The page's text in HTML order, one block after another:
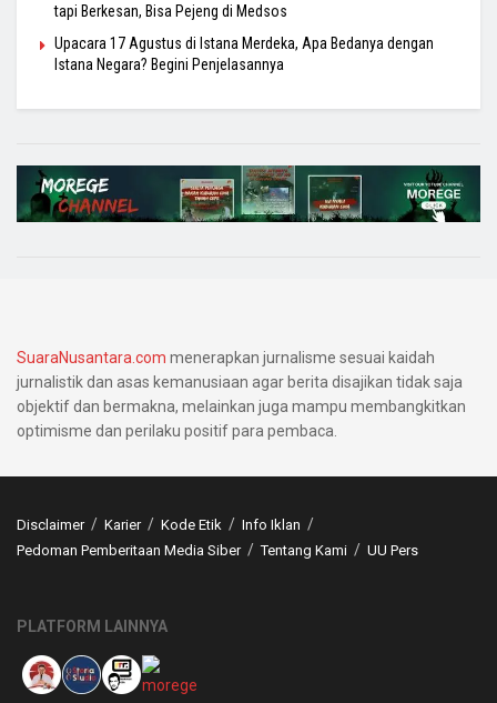
tapi Berkesan, Bisa Pejeng di Medsos
Upacara 17 Agustus di Istana Merdeka, Apa Bedanya dengan
Istana Negara? Begini Penjelasannya
SuaraNusantara.com menerapkan jurnalisme sesuai kaidah
jurnalistik dan asas kemanusiaan agar berita disajikan tidak saja
objektif dan bermakna, melainkan juga mampu membangkitkan
optimisme dan perilaku positif para pembaca.
Disclaimer Karier Kode Etik
Info Iklan
Pedoman Pemberitaan Media Siber
Tentang Kami UU Pers
PLATFORM LAINNYA